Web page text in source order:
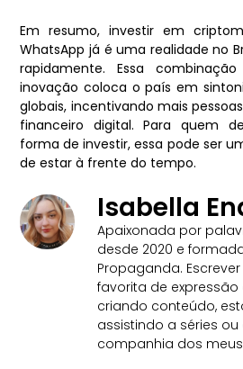
Em resumo, investir em
WhatsApp já é uma realidade no
rapidamente. Essa
inovação coloca o país em
globais, incentivando mais
financeiro digital. Para quem
forma de investir, essa pode ser
de estar à frente do tempo.
Isabella
Apaixonada por
desde 2020 e
Propaganda.
favorita de
criando conteúdo,
assistindo a séries
companhia dos